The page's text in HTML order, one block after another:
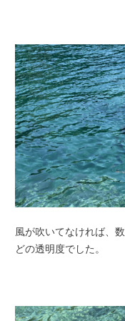
風が吹いてなければ、
どの透明度でした。